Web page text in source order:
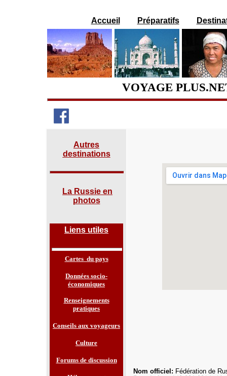
Accueil Préparatifs
VOYAGE
Autres
destinations
La Russie en
photos
Liens utiles
Cartes du pays
Données socio-
économiques
Renseignements
pratiques
Conseils aux voyageurs
Culture
Forums de discussion
Nom officiel: Fédération de